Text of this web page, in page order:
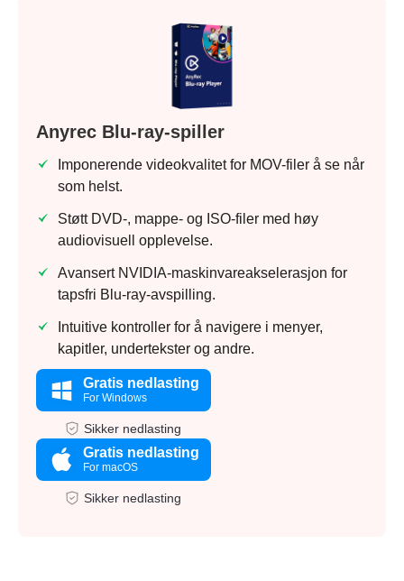
Anyrec Blu-ray-spiller
Imponerende videokvalitet for MOV-filer å se når
som helst.
Støtt DVD-, mappe- og ISO-filer med høy
audiovisuell opplevelse.
Avansert NVIDIA-maskinvareakselerasjon for
tapsfri Blu-ray-avspilling.
Intuitive kontroller for å navigere i menyer,
kapitler, undertekster og andre.
Gratis nedlasting
For Windows
Sikker nedlasting
Gratis nedlasting
For macOS
Sikker nedlasting